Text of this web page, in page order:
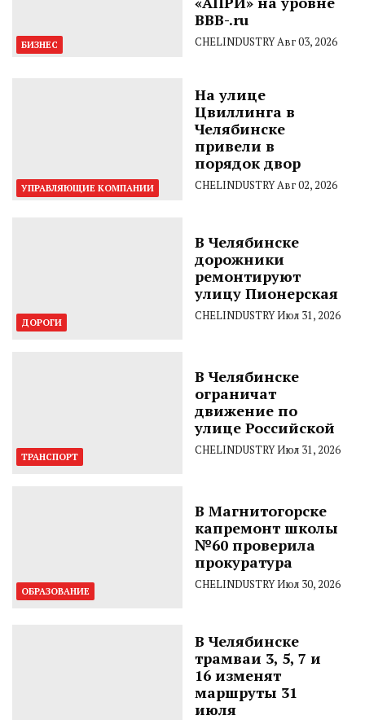
БИЗНЕС
BBB-.ru
CHELINDUSTRYАвг 03, 2026
УПРАВЛЯЮЩИЕ КОМПАНИИ
На улице
Цвиллинга в
Челябинске
привели в
порядок двор
CHELINDUSTRYАвг 02, 2026
ДОРОГИ
В Челябинске
дорожники
ремонтируют
улицу Пионерская
CHELINDUSTRYИюл 31, 2026
ТРАНСПОРТ
В Челябинске
ограничат
движение по
улице Российской
CHELINDUSTRYИюл 31, 2026
ОБРАЗОВАНИЕ
В Магнитогорске
капремонт школы
№60 проверила
прокуратура
CHELINDUSTRYИюл 30, 2026
В Челябинске
трамваи 3, 5, 7 и
16 изменят
маршруты 31
июля